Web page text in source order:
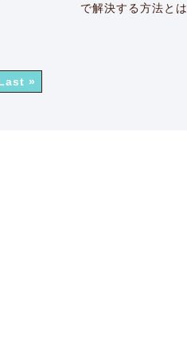
で解決する方法とは
»